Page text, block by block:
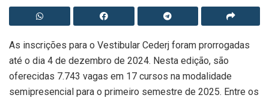
As inscrições para o Vestibular Cederj foram prorrogadas
até o dia 4 de dezembro de 2024. Nesta edição, são
oferecidas 7.743 vagas em 17 cursos na modalidade
semipresencial para o primeiro semestre de 2025. Entre os